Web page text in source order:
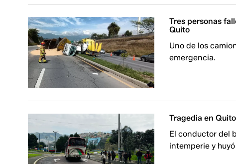
Tres personas
Quito
Uno de los
emergencia.
Tragedia en
El conductor del
intemperie y